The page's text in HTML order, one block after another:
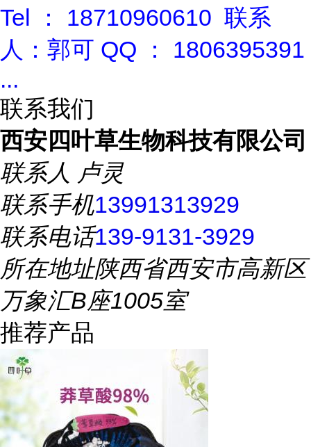
Tel ： 18710960610 联系
人：郭可 QQ ： 1806395391
...
联系我们
西安四叶草生物科技有限公司
联系人 卢灵
联系手机13991313929
联系电话139-9131-3929
所在地址陕西省西安市高新区
万象汇B座1005室
推荐产品